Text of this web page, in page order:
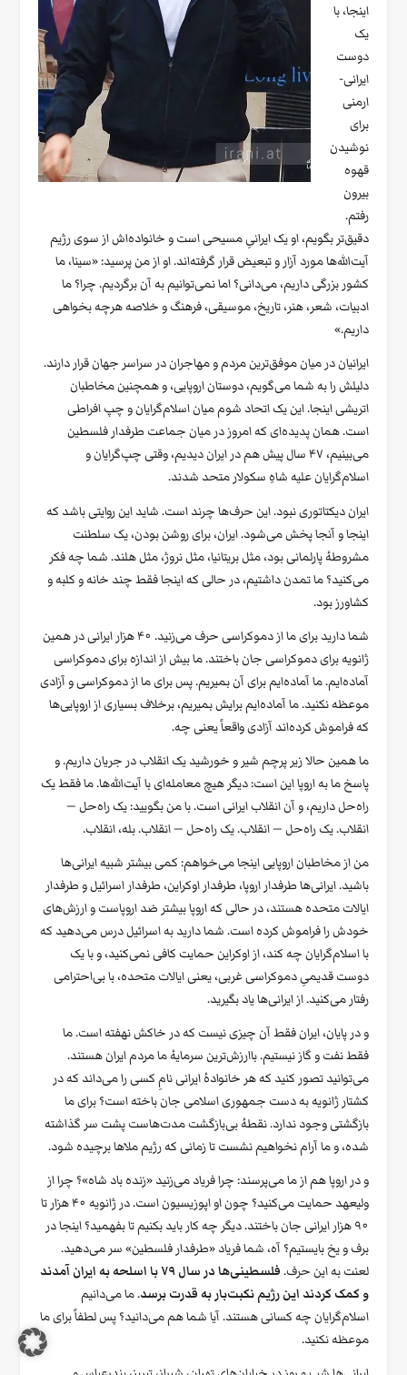
اینجا، با
یک
دوست
ایرانی-
ارمنی
برای
نوشیدن
قهوه
بیرون
رفتم.
دقیق‌تر بگویم، او یک ایرانیِ مسیحی است و خانواده‌اش از سوی رژیم
آیت‌الله‌ها مورد آزار و تبعیض قرار گرفته‌اند. او از من پرسید: «سینا، ما
کشور بزرگی داریم، می‌دانی؟ اما نمی‌توانیم به آن برگردیم. چرا؟ ما
ادبیات، شعر، هنر، تاریخ، موسیقی، فرهنگ و خلاصه هرچه بخواهی
داریم.»
ایرانیان در میان موفق‌ترین مردم و مهاجران در سراسر جهان قرار دارند.
دلیلش را به شما می‌گویم، دوستان اروپایی، و همچنین مخاطبان
اتریشی اینجا. این یک اتحاد شوم میان اسلام‌گرایان و چپ افراطی
است. همان پدیده‌ای که امروز در میان جماعت طرفدار فلسطین
می‌بینیم، ۴۷ سال پیش هم در ایران دیدیم، وقتی چپ‌گرایان و
اسلام‌گرایان علیه شاهِ سکولار متحد شدند.
ایران دیکتاتوری نبود. این حرف‌ها چرند است. شاید این روایتی باشد که
اینجا و آنجا پخش می‌شود. ایران، برای روشن بودن، یک سلطنت
مشروطهٔ پارلمانی بود، مثل بریتانیا، مثل نروژ، مثل هلند. شما چه فکر
می‌کنید؟ ما تمدن داشتیم، در حالی که اینجا فقط چند خانه و کلبه و
کشاورز بود.
شما دارید برای ما از دموکراسی حرف می‌زنید. ۴۰ هزار ایرانی در همین
ژانویه برای دموکراسی جان باختند. ما بیش از اندازه برای دموکراسی
آماده‌ایم. ما آماده‌ایم برای آن بمیریم. پس برای ما از دموکراسی و آزادی
موعظه نکنید. ما آماده‌ایم برایش بمیریم، برخلاف بسیاری از اروپایی‌ها
که فراموش کرده‌اند آزادی واقعاً یعنی چه.
ما همین حالا زیر پرچم شیر و خورشید یک انقلاب در جریان داریم. و
پاسخ ما به اروپا این است: دیگر هیچ معامله‌ای با آیت‌الله‌ها. ما فقط یک
راه‌حل داریم، و آن انقلاب ایرانی است. با من بگویید: یک راه‌حل —
انقلاب. یک راه‌حل — انقلاب. یک راه‌حل — انقلاب. بله، انقلاب.
من از مخاطبان اروپایی اینجا می‌خواهم: کمی بیشتر شبیه ایرانی‌ها
باشید. ایرانی‌ها طرفدار اروپا، طرفدار اوکراین، طرفدار اسرائیل و طرفدار
ایالات متحده هستند، در حالی که اروپا بیشتر ضد اروپاست و ارزش‌های
خودش را فراموش کرده است. شما دارید به اسرائیل درس می‌دهید که
با اسلام‌گرایان چه کند، از اوکراین حمایت کافی نمی‌کنید، و با یک
دوست قدیمیِ دموکراسی غربی، یعنی ایالات متحده، با بی‌احترامی
رفتار می‌کنید. از ایرانی‌ها یاد بگیرید.
و در پایان، ایران فقط آن چیزی نیست که در خاکش نهفته است. ما
فقط نفت و گاز نیستیم. باارزش‌ترین سرمایهٔ ما مردم ایران هستند.
می‌توانید تصور کنید که هر خانوادهٔ ایرانی نامِ کسی را می‌داند که در
کشتار ژانویه به دست جمهوری اسلامی جان باخته است؟ برای ما
بازگشتی وجود ندارد. نقطهٔ بی‌بازگشت مدت‌هاست پشت سر گذاشته
شده، و ما آرام نخواهیم نشست تا زمانی که رژیم ملاها برچیده شود.
و در اروپا هم از ما می‌پرسند: چرا فریاد می‌زنید «زنده باد شاه»؟ چرا از
ولیعهد حمایت می‌کنید؟ چون او اپوزیسیون است. در ژانویه ۴۰ هزار تا
۹۰ هزار ایرانی جان باختند. دیگر چه کار باید بکنیم تا بفهمید؟ اینجا در
برف و یخ بایستیم؟ آه، شما فریاد «طرفدار فلسطین» سر می‌دهید.
لعنت به این حرف.
فلسطینی‌ها در سال ۷۹ با اسلحه به ایران آمدند
و کمک کردند این رژیم نکبت‌بار به قدرت برسد. ما می‌دانیم
اسلام‌گرایان چه کسانی هستند. آیا شما هم می‌دانید؟ پس لطفاً برای ما
موعظه نکنید.